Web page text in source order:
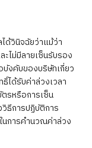
ด้วินิจฉัยว่าแม้ว่า
ไม่มีลายเซ็นรับรอง
บังคับของบริษัทเกี่ยว
ได้รับค่าล่วงเวลา
รหรือการเซ็น
ธีการปฏิบัติการ
นการคำนวณค่าล่วง